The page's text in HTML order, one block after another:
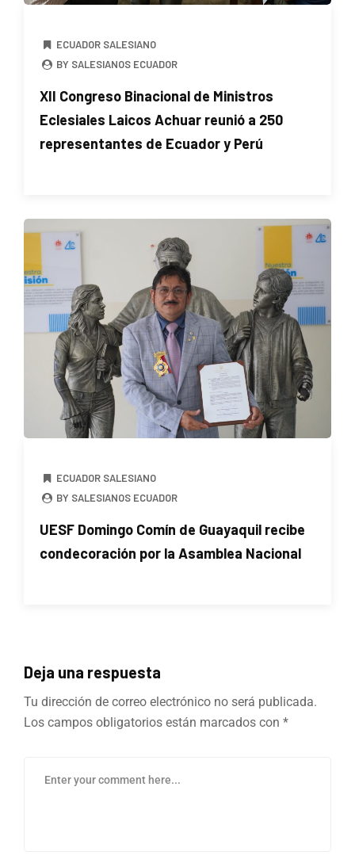
ECUADOR SALESIANO
BY SALESIANOS ECUADOR
XII Congreso Binacional de Ministros
Eclesiales Laicos Achuar reunió a 250
representantes de Ecuador y Perú
ECUADOR SALESIANO
BY SALESIANOS ECUADOR
UESF Domingo Comín de Guayaquil recibe
condecoración por la Asamblea Nacional
Deja una respuesta
Tu dirección de correo electrónico no será publicada.
Los campos obligatorios están marcados con *